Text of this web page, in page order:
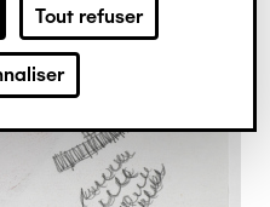
Tout refuser